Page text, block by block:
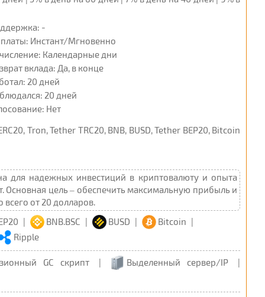
-
Инстант/Мгновенно
Календарные дни
вклада: Да, в конце
20 дней
20 дней
Нет
Tron, Tether TRC20, BNB, BUSD, Tether BEP20, Bitcoin
для надежных инвестиций в криптовалюту и опыта
Основная цель – обеспечить максимальную прибыль и
от 20 долларов.
| BNB.BSC | BUSD | Bitcoin |
Ripple
GC скрипт | Выделенный сервер/IP |